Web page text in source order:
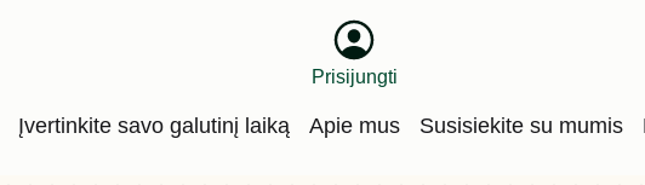
Prisijungti
Įvertinkite savo galutinį laiką Apie mus Susisiekite su mumis